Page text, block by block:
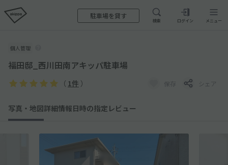
駐車場を貸す
検索 ログイン メニュー
個人管理
福田邸_西川田南アキッパ駐車場
（ 1件 ） 保存 シェア
写真・地図詳細情報日時の指定 レビュー